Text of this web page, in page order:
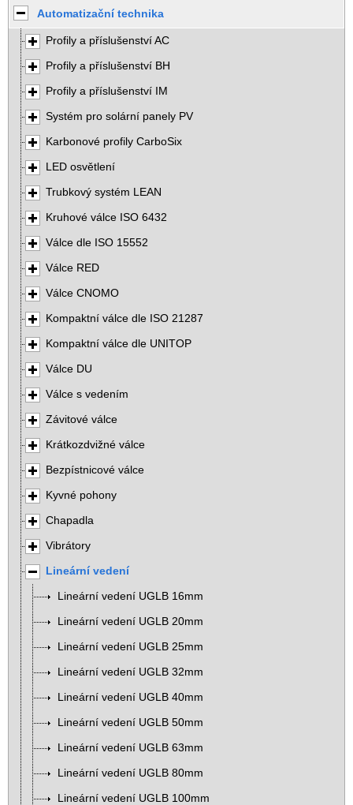
Automatizační technika
Profily a příslušenství AC
Profily a příslušenství BH
Profily a příslušenství IM
Systém pro solární panely PV
Karbonové profily CarboSix
LED osvětlení
Trubkový systém LEAN
Kruhové válce ISO 6432
Válce dle ISO 15552
Válce RED
Válce CNOMO
Kompaktní válce dle ISO 21287
Kompaktní válce dle UNITOP
Válce DU
Válce s vedením
Závitové válce
Krátkozdvižné válce
Bezpístnicové válce
Kyvné pohony
Chapadla
Vibrátory
Lineární vedení
Lineární vedení UGLB 16mm
Lineární vedení UGLB 20mm
Lineární vedení UGLB 25mm
Lineární vedení UGLB 32mm
Lineární vedení UGLB 40mm
Lineární vedení UGLB 50mm
Lineární vedení UGLB 63mm
Lineární vedení UGLB 80mm
Lineární vedení UGLB 100mm